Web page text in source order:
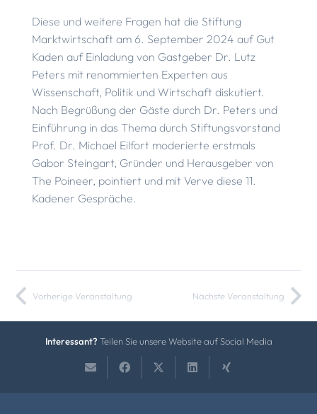
Diese und weitere Fragen hat die Stiftung
Marktwirtschaft am 6. September 2024 auf Gut
Kaden auf Einladung von Gastgeber Dr. Lutz
Peters mit renommierten Experten aus
Wissenschaft, Politik und Wirtschaft diskutiert.
Nach Begrüßung der Gäste durch Dr. Peters und
Einführung in das Thema durch Stiftungsvorstand
Prof. Dr. Michael Eilfort moderierte erstmals
Gabor Steingart, Gründer und Herausgeber von
The Poineer, pointiert und mit Verve diese 11.
Kadener Gespräche.
Vorherige Veranstaltung Nächste Veranstaltung
Interessant? Teilen Sie unsere Website auf Social Media